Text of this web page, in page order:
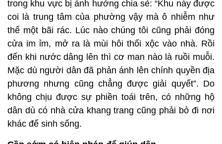
trong khu vực bị ảnh hưởng chia sẻ: “Khu này được
coi là trung tâm của phường vậy mà ô nhiễm như
thể một bãi rác. Lúc nào chúng tôi cũng phải đóng
cửa im ỉm, mở ra là mùi hôi thối xộc vào nhà. Rồi
đến khi nước dâng lên thì cơ man nào là ruồi muỗi.
Mặc dù người dân đã phản ánh lên chính quyền địa
phương nhưng cũng chẳng được giải quyết”. Do
không chịu được sự phiền toái trên, có những hộ
dân dù có nhà cửa khang trang cũng phải bỏ đi nơi
khác để sinh sống.